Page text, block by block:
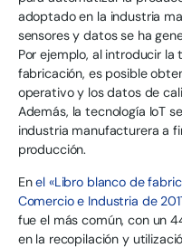
adoptado en la industria
sensores y datos se ha
Por ejemplo, al introducir la
fabricación, es posible
operativo y los datos de
Además, la tecnología IoT
industria manufacturera a
producción.
Enel «Libro blanco de
Comercio e Industria de
fue el más común, con un
en la recopilación y